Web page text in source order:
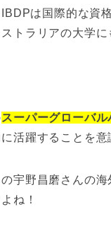
は国際的な資
トラリアの大学に
スーパーグローバ
活躍することを意
宇野昌磨さんの
ね！